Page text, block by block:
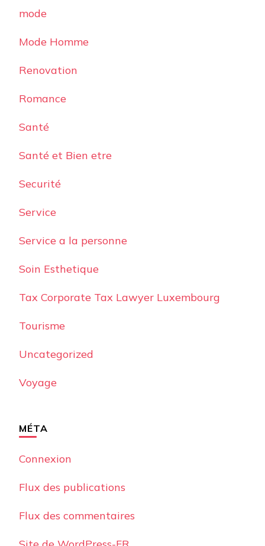
mode
Mode Homme
Renovation
Romance
Santé
Santé et Bien etre
Securité
Service
Service a la personne
Soin Esthetique
Tax Corporate Tax Lawyer Luxembourg
Tourisme
Uncategorized
Voyage
MÉTA
Connexion
Flux des publications
Flux des commentaires